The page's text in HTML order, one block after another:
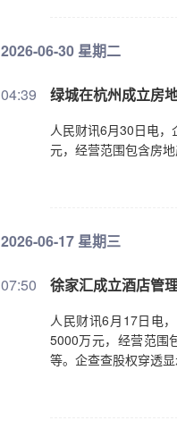
2026-06-30 星期二
04:39 绿城在杭州成立房
人民财讯6月30日电
元，经营范围包含房
2026-06-17 星期三
07:50 徐家汇成立酒店管
人民财讯6月17日电
5000万元，经营范围
等。企查查股权穿透